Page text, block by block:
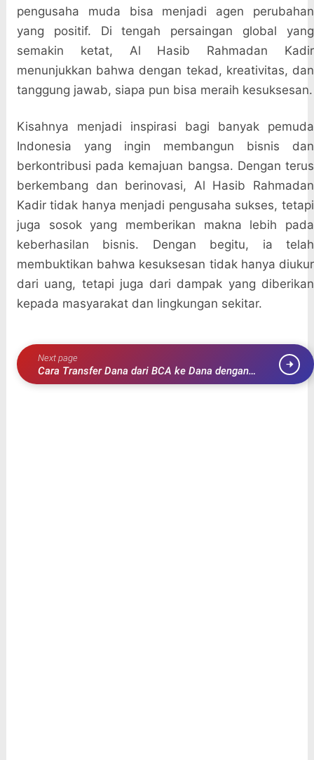
pengusaha muda bisa menjadi agen perubahan
yang positif. Di tengah persaingan global yang
semakin ketat, Al Hasib Rahmadan Kadir
menunjukkan bahwa dengan tekad, kreativitas, dan
tanggung jawab, siapa pun bisa meraih kesuksesan.
Kisahnya menjadi inspirasi bagi banyak pemuda
Indonesia yang ingin membangun bisnis dan
berkontribusi pada kemajuan bangsa. Dengan terus
berkembang dan berinovasi, Al Hasib Rahmadan
Kadir tidak hanya menjadi pengusaha sukses, tetapi
juga sosok yang memberikan makna lebih pada
keberhasilan bisnis. Dengan begitu, ia telah
membuktikan bahwa kesuksesan tidak hanya diukur
dari uang, tetapi juga dari dampak yang diberikan
kepada masyarakat dan lingkungan sekitar.
Next page
Cara Transfer Dana dari BCA ke Dana dengan
Mudah dan Cepat